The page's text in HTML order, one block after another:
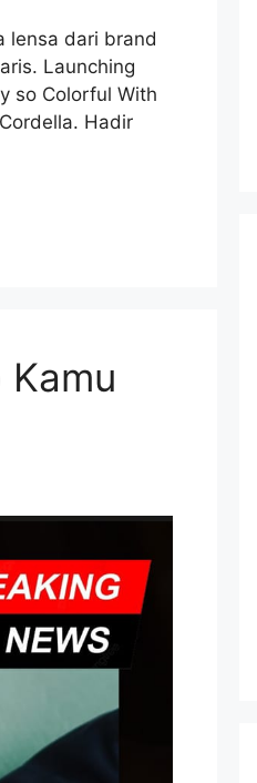
lensa dari brand
Launching
so Colorful With
Hadir